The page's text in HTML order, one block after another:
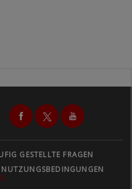
GESTELLTE FRAGEN
NUTZUNGSBEDINGUNGEN